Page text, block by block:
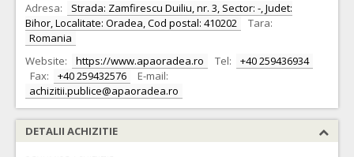
Adresa:
Strada: Zamfirescu Duiliu, nr. 3, Sector: -, Judet:
Bihor, Localitate: Oradea, Cod postal: 410202
Tara:
Romania
Website:
https://www.apaoradea.ro Tel:
+40 259436934
Fax:
+40 259432576
E-mail:
achizitii.publice@apaoradea.ro
DETALII ACHIZITIE